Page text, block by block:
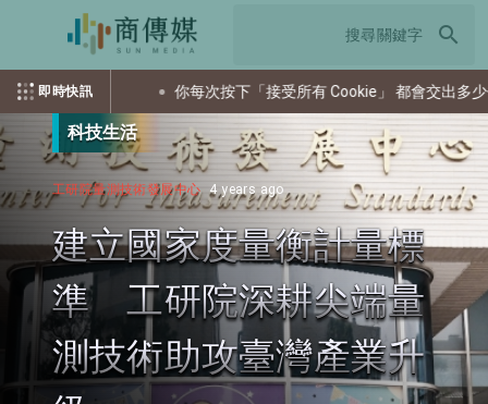
search
即時快訊你每次按下「接受所有 Cookie」 都會交出多少個資？
科技生活
工研院量測技術發展中心 4 years ago
建立國家度量衡計量標
準 工研院深耕尖端量
測技術助攻臺灣產業升